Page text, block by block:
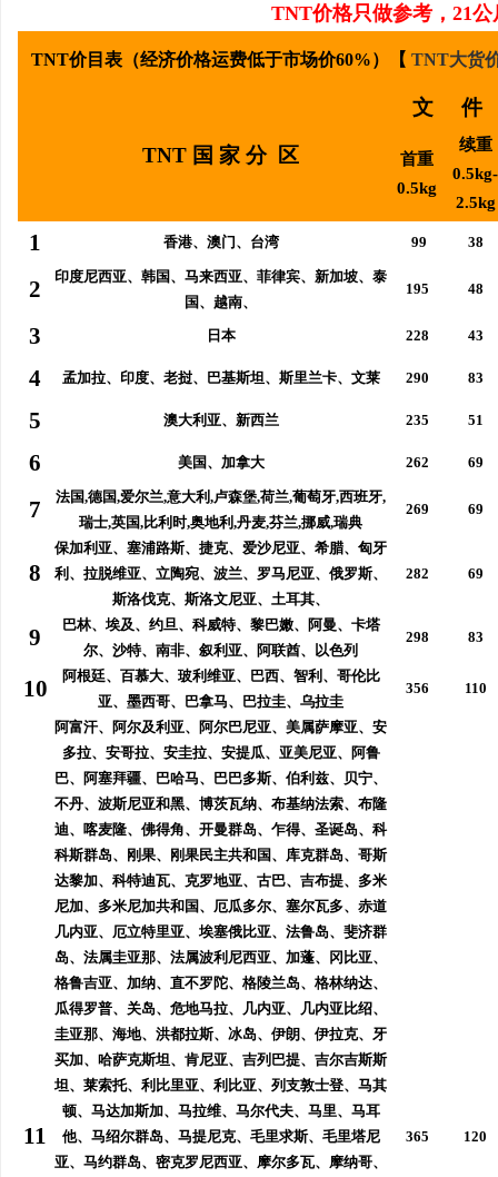
TNT价格只做参考，21公
TNT价目表（经济价格运费低于市场价60%）【 TNT大货
TNT 国 家 分 区
文 件
首重
0.5kg
续重
0.5kg-
2.5kg
1 香港、澳门、台湾 99 38
2
印度尼西亚、韩国、马来西亚、菲律宾、新加坡、泰
国、越南、
195 48
3 日本 228 43
4 孟加拉、印度、老挝、巴基斯坦、斯里兰卡、文莱 290 83
5 澳大利亚、新西兰 235 51
6 美国、加拿大 262 69
7
法国,德国,爱尔兰,意大利,卢森堡,荷兰,葡萄牙,西班牙,
瑞士,英国,比利时,奥地利,丹麦,芬兰,挪威,瑞典
269 69
8
保加利亚、塞浦路斯、捷克、爱沙尼亚、希腊、匈牙
利、拉脱维亚、立陶宛、波兰、罗马尼亚、俄罗斯、
斯洛伐克、斯洛文尼亚、土耳其、
282 69
9
巴林、埃及、约旦、科威特、黎巴嫩、阿曼、卡塔
尔、沙特、南非、叙利亚、阿联酋、以色列
298 83
10
阿根廷、百慕大、玻利维亚、巴西、智利、哥伦比
亚、墨西哥、巴拿马、巴拉圭、乌拉圭
356 110
11
阿富汗、阿尔及利亚、阿尔巴尼亚、美属萨摩亚、安
多拉、安哥拉、安圭拉、安提瓜、亚美尼亚、阿鲁
巴、阿塞拜疆、巴哈马、巴巴多斯、伯利兹、贝宁、
不丹、波斯尼亚和黑、博茨瓦纳、布基纳法索、布隆
迪、喀麦隆、佛得角、开曼群岛、乍得、圣诞岛、科
科斯群岛、刚果、刚果民主共和国、库克群岛、哥斯
达黎加、科特迪瓦、克罗地亚、古巴、吉布提、多米
尼加、多米尼加共和国、厄瓜多尔、塞尔瓦多、赤道
几内亚、厄立特里亚、埃塞俄比亚、法鲁岛、斐济群
岛、法属圭亚那、法属波利尼西亚、加蓬、冈比亚、
格鲁吉亚、加纳、直不罗陀、格陵兰岛、格林纳达、
瓜得罗普、关岛、危地马拉、几内亚、几内亚比绍、
圭亚那、海地、洪都拉斯、冰岛、伊朗、伊拉克、牙
买加、哈萨克斯坦、肯尼亚、吉列巴提、吉尔吉斯斯
坦、莱索托、利比里亚、利比亚、列支敦士登、马其
顿、马达加斯加、马拉维、马尔代夫、马里、马耳
他、马绍尔群岛、马提尼克、毛里求斯、毛里塔尼
亚、马约群岛、密克罗尼西亚、摩尔多瓦、摩纳哥、
365 120
天天给他免费派单？
全面解析分类信息网的